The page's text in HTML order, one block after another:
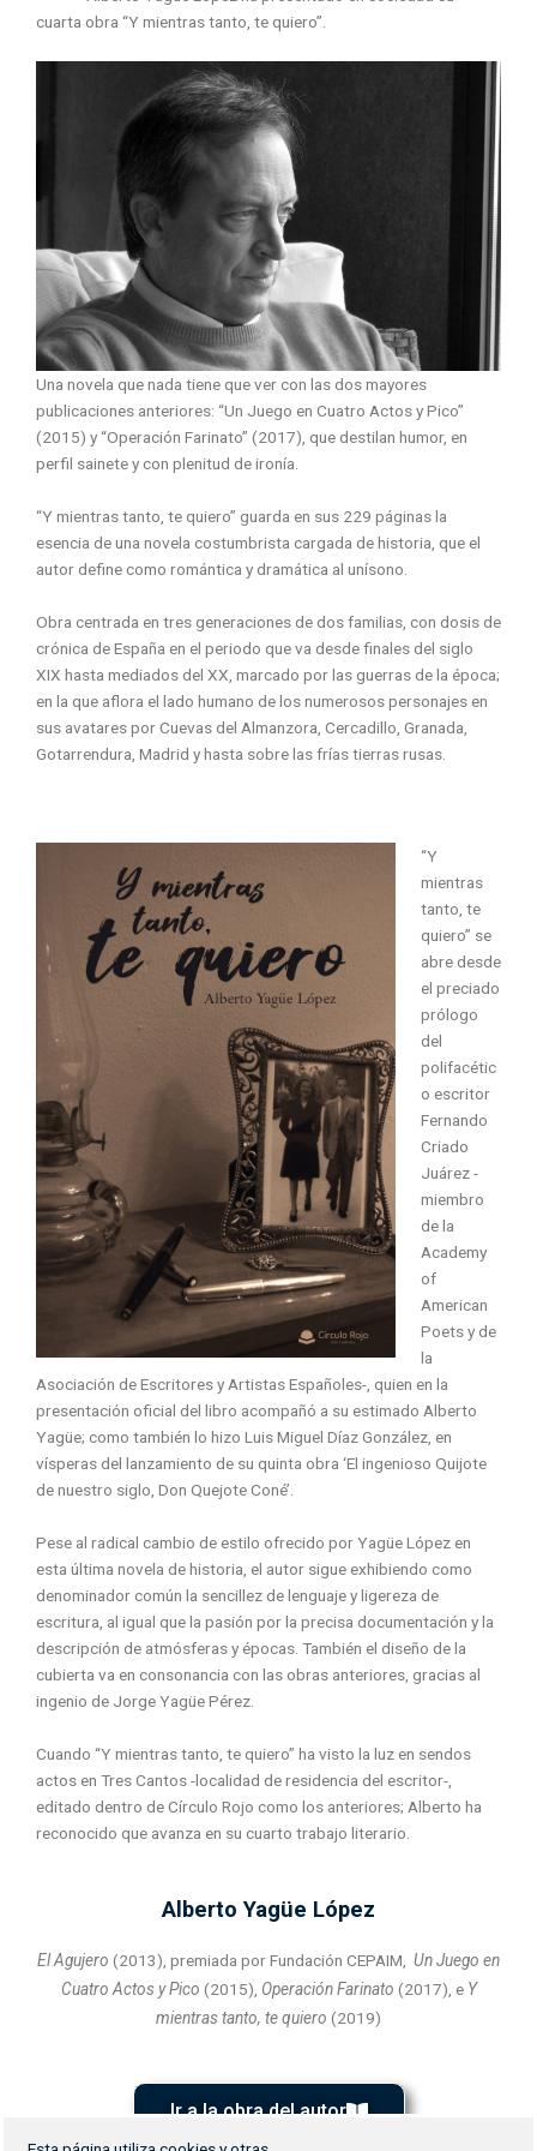
cuarta obra “Y mientras tanto, te quiero”.
Una novela que nada tiene que ver con las dos mayores
publicaciones anteriores: “Un Juego en Cuatro Actos y Pico”
(2015) y “Operación Farinato” (2017), que destilan humor, en
perfil sainete y con plenitud de ironía.
“Y mientras tanto, te quiero” guarda en sus 229 páginas la
esencia de una novela costumbrista cargada de historia, que el
autor define como romántica y dramática al unísono.
Obra centrada en tres generaciones de dos familias, con dosis de
crónica de España en el periodo que va desde finales del siglo
XIX hasta mediados del XX, marcado por las guerras de la época;
en la que aflora el lado humano de los numerosos personajes en
sus avatares por Cuevas del Almanzora, Cercadillo, Granada,
Gotarrendura, Madrid y hasta sobre las frías tierras rusas.
“Y
mientras
tanto, te
quiero” se
abre desde
el preciado
prólogo
del
polifacétic
o escritor
Fernando
Criado
Juárez -
miembro
de la
Academy
of
American
Poets y de
la
Asociación de Escritores y Artistas Españoles-, quien en la
presentación oficial del libro acompañó a su estimado Alberto
Yagüe; como también lo hizo Luis Miguel Díaz González, en
vísperas del lanzamiento de su quinta obra ‘El ingenioso Quijote
de nuestro siglo, Don Quejote Coné’.
Pese al radical cambio de estilo ofrecido por Yagüe López en
esta última novela de historia, el autor sigue exhibiendo como
denominador común la sencillez de lenguaje y ligereza de
escritura, al igual que la pasión por la precisa documentación y la
descripción de atmósferas y épocas. También el diseño de la
cubierta va en consonancia con las obras anteriores, gracias al
ingenio de Jorge Yagüe Pérez.
Cuando “Y mientras tanto, te quiero” ha visto la luz en sendos
actos en Tres Cantos -localidad de residencia del escritor-,
editado dentro de Círculo Rojo como los anteriores; Alberto ha
reconocido que avanza en su cuarto trabajo literario.
Alberto Yagüe López
El Agujero (2013), premiada por Fundación CEPAIM, Un Juego en
Cuatro Actos y Pico (2015), Operación Farinato (2017), e Y
mientras tanto, te quiero (2019)
Ir a la obra del autor